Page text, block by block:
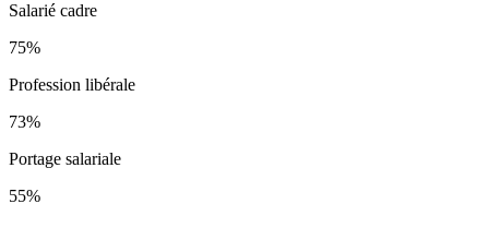
Salarié cadre
75%
Profession libérale
73%
Portage salariale
55%